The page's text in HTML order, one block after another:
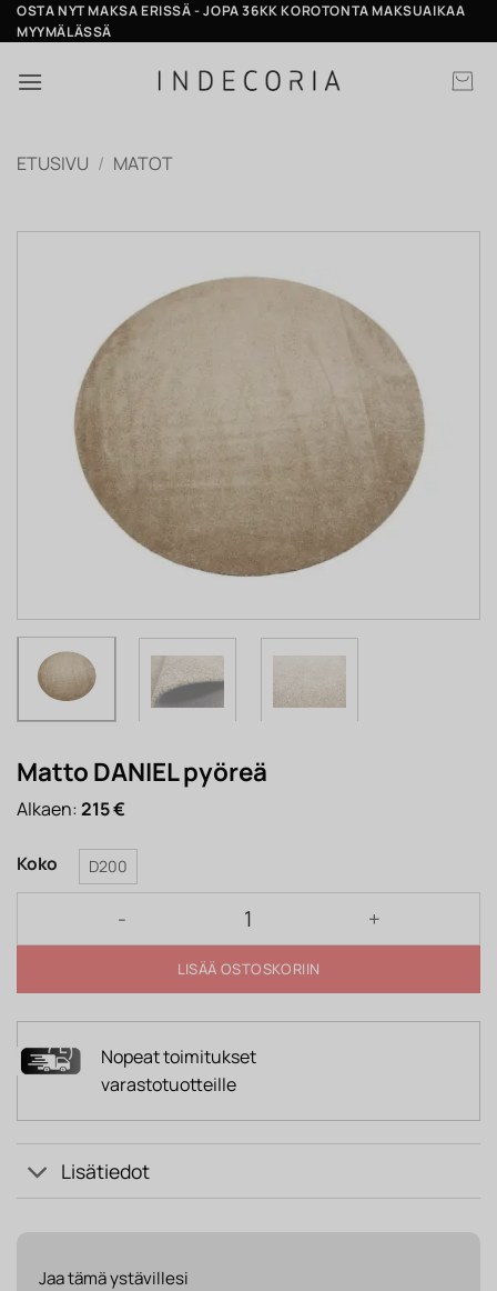
Skip
to
OSTA NYT MAKSA ERISSÄ - JOPA 36KK KOROTONTA MAKSUAIKAA
MYYMÄLÄSSÄ
ETUSIVU / MATOT
Matto DANIEL pyöreä
Alkaen:215€
Koko D200
Matto DANIEL pyöreä määrä
LISÄÄ OSTOSKORIIN
Nopeat toimitukset
varastotuotteille
Lisätiedot
Jaa tämä ystävillesi